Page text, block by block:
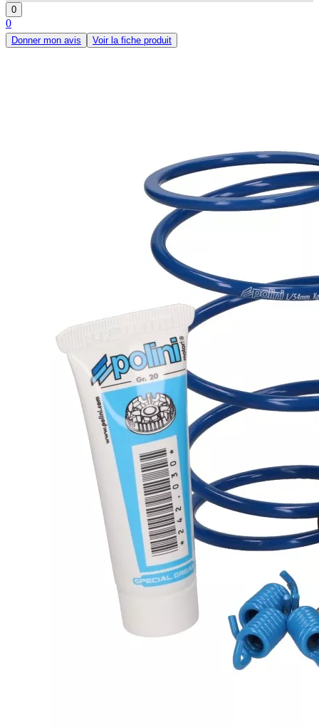
0
0
Donner mon avis Voir la fiche produit